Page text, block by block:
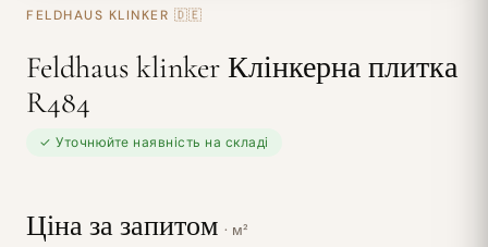
FELDHAUS KLINKER 🇩🇪
Feldhaus klinker Клінкерна плитка
R484
✓ Уточнюйте наявність на складі
Ціна за запитом · м²